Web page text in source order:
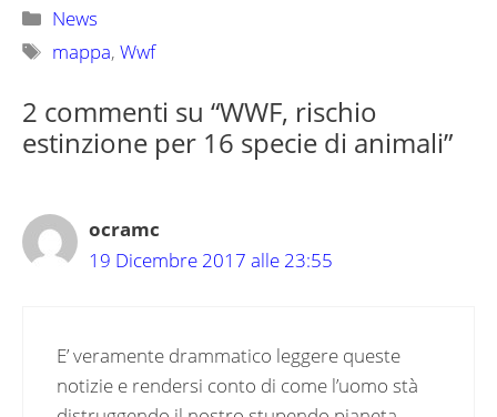
Categorie
News
Tag
mappa,Wwf
2 commenti su “WWF, rischio
estinzione per 16 specie di animali”
ocramc
19 Dicembre 2017 alle 23:55
E’ veramente drammatico leggere queste
notizie e rendersi conto di come l’uomo stà